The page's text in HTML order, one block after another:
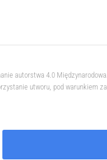
autorstwa 4.0
utworu, pod